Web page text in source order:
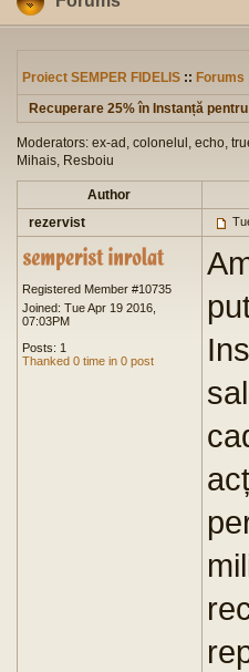
Proiect SEMPER FIDELIS :: Forums
Recuperare 25% în Instanță
Moderators: ex-ad, colonelul, echo,
Mihais, Resboiu
Author
rezervist
Registered Member #10735
Joined: Tue Apr 19 2016,
07:03PM
Posts: 1
Thanked 0 time in 0 post